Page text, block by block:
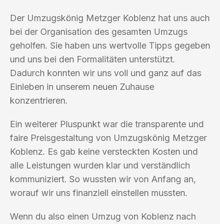
Der Umzugskönig Metzger Koblenz hat uns auch
bei der Organisation des gesamten Umzugs
geholfen. Sie haben uns wertvolle Tipps gegeben
und uns bei den Formalitäten unterstützt.
Dadurch konnten wir uns voll und ganz auf das
Einleben in unserem neuen Zuhause
konzentrieren.
Ein weiterer Pluspunkt war die transparente und
faire Preisgestaltung von Umzugskönig Metzger
Koblenz. Es gab keine versteckten Kosten und
alle Leistungen wurden klar und verständlich
kommuniziert. So wussten wir von Anfang an,
worauf wir uns finanziell einstellen mussten.
Wenn du also einen Umzug von Koblenz nach